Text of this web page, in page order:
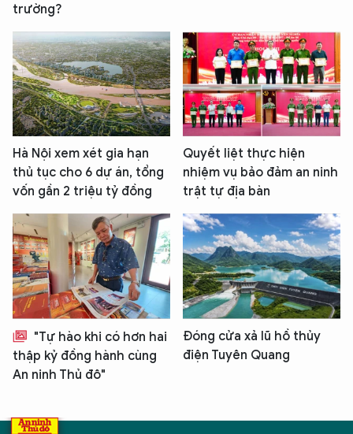
trường?
Hà Nội xem xét gia hạn
thủ tục cho 6 dự án, tổng
vốn gần 2 triệu tỷ đồng
Quyết liệt thực hiện
nhiệm vụ bảo đảm an ninh
trật tự địa bàn
"Tự hào khi có hơn hai
thập kỷ đồng hành cùng
An ninh Thủ đô"
Đóng cửa xả lũ hồ thủy
điện Tuyên Quang